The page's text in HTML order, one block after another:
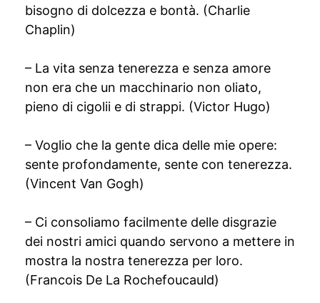
bisogno di dolcezza e bontà. (Charlie
Chaplin)
– La vita senza tenerezza e senza amore
non era che un macchinario non oliato,
pieno di cigolii e di strappi. (Victor Hugo)
– Voglio che la gente dica delle mie opere:
sente profondamente, sente con tenerezza.
(Vincent Van Gogh)
– Ci consoliamo facilmente delle disgrazie
dei nostri amici quando servono a mettere in
mostra la nostra tenerezza per loro.
(Francois De La Rochefoucauld)